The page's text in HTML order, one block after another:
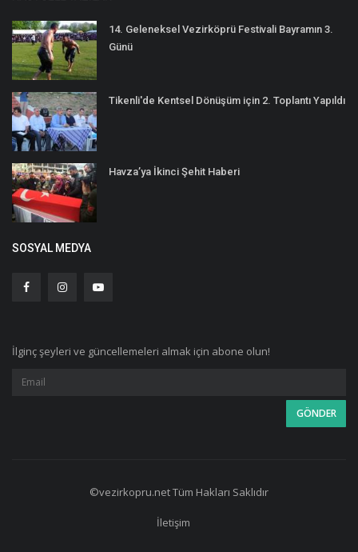
14. Geleneksel Vezirköprü Festivali Bayramın 3.
Günü
Tikenli'de Kentsel Dönüşüm için 2. Toplantı Yapıldı
Havza’ya İkinci Şehit Haberi
SOSYAL MEDYA
İlginç şeyleri ve güncellemeleri almak için abone olun!
©vezirkopru.net Tüm Hakları Saklıdır
İletişim